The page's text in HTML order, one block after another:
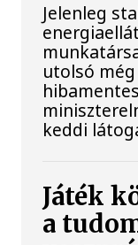
Jelenleg
utolsó
keddi
Játék
a